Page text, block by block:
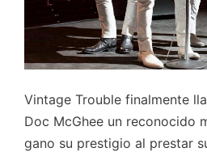
Vintage Trouble finalmente
Doc McGhee un reconocido
gano su prestigio al prestar